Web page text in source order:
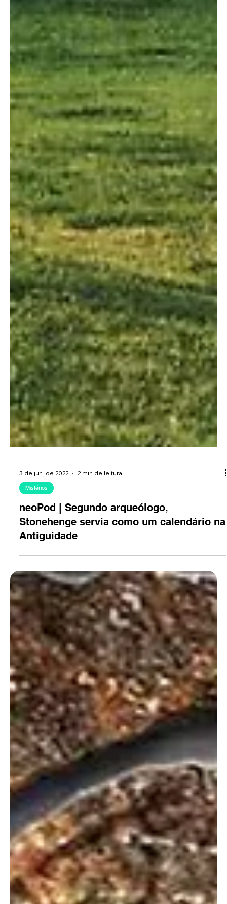
3 de jun. de 2022
Mistérios
neoPod | Segundo arqueólogo,
Stonehenge servia como um calendário na
Antiguidade